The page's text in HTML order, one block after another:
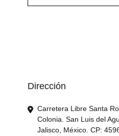
Dirección
Carretera Libre Santa
Colonia. San Luis del
Jalisco, México. CP: